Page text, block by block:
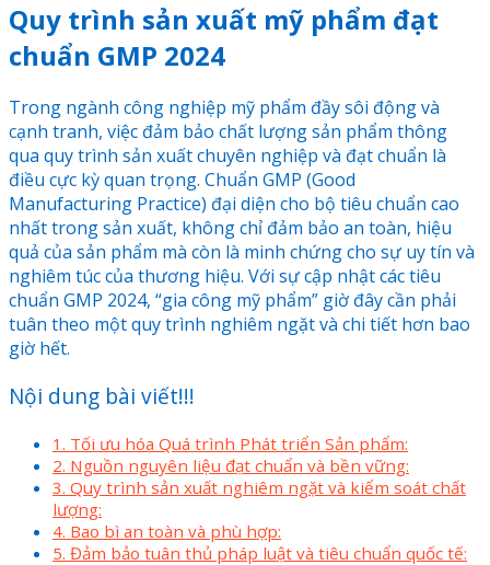
Quy trình sản xuất mỹ phẩm đạt
chuẩn GMP 2024
Trong ngành công nghiệp mỹ phẩm đầy sôi động và
cạnh tranh, việc đảm bảo chất lượng sản phẩm thông
qua quy trình sản xuất chuyên nghiệp và đạt chuẩn là
điều cực kỳ quan trọng. Chuẩn GMP (Good
Manufacturing Practice) đại diện cho bộ tiêu chuẩn cao
nhất trong sản xuất, không chỉ đảm bảo an toàn, hiệu
quả của sản phẩm mà còn là minh chứng cho sự uy tín và
nghiêm túc của thương hiệu. Với sự cập nhật các tiêu
chuẩn GMP 2024, “gia công mỹ phẩm” giờ đây cần phải
tuân theo một quy trình nghiêm ngặt và chi tiết hơn bao
giờ hết.
Nội dung bài viết!!!
1. Tối ưu hóa Quá trình Phát triển Sản phẩm:
2. Nguồn nguyên liệu đạt chuẩn và bền vững:
3. Quy trình sản xuất nghiêm ngặt và kiểm soát chất
lượng:
4. Bao bì an toàn và phù hợp:
5. Đảm bảo tuân thủ pháp luật và tiêu chuẩn quốc tế: